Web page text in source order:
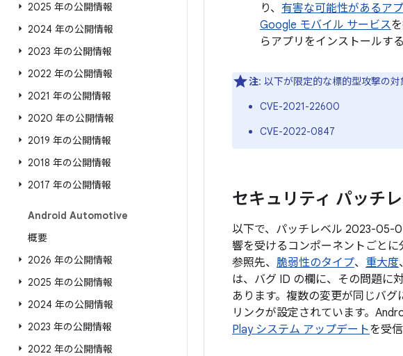
2025 年の公開情報
2024 年の公開情報
2023 年の公開情報
2022 年の公開情報
2021 年の公開情報
2020 年の公開情報
2019 年の公開情報
2018 年の公開情報
2017 年の公開情報
Android Automotive
概要
2026 年の公開情報
2025 年の公開情報
2024 年の公開情報
2023 年の公開情報
2022 年の公開情報
り、 有害な可能性があるア
Google モバイル サービス
らアプリをインストールす
注: 以下が限定的な標的型攻撃の対
CVE-2021-22600
CVE-2022-0847
セキュリティ パッチ
以下で、パッチレベル 2023-05-
響を受けるコンポーネントごと
参照先、 脆弱性のタイプ、 重大度
は、バグ ID の欄に、その問題に
あります。複数の変更が同じバ
リンクが設定されています。
Play システム アップデートを受